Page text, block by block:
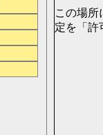
この場所
定を「許